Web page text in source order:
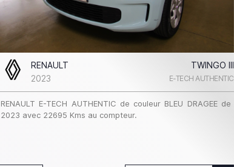
RENAULT
TWINGO III
2023
E-TECH AUTHENTIC
RENAULT E-TECH AUTHENTIC de couleur BLEU DRAGEE de
2023 avec 22695 Kms au compteur.